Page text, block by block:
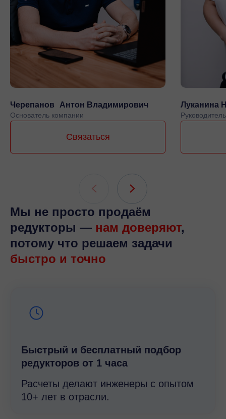
Черепанов Антон Владимирович
Основатель компании
Связаться
Луканина
Мы не просто продаём
редукторы — нам доверяют,
потому что решаем задачи
быстро и точно
Быстрый и беcплатный подбор
редукторов от 1 часа
Расчеты делают инженеры с опытом
10+ лет в отрасли.